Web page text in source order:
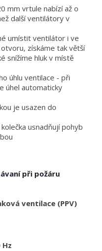
mm vrtule nabízí až o
další ventilátory v
umístit ventilátor i ve
získáme tak větší
snížíme hluk v místě
úhlu ventilace - při
úhel automaticky
je usazen do
usnadňují pohyb
při požáru
ventilace (PPV)
Hz